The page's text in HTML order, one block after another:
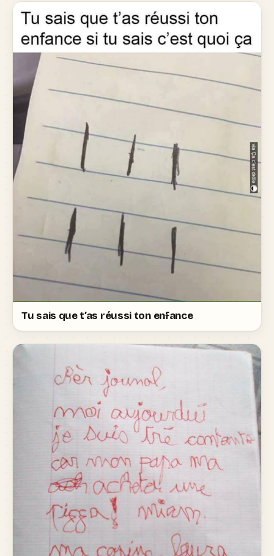
Tu sais que t’as réussi ton enfance